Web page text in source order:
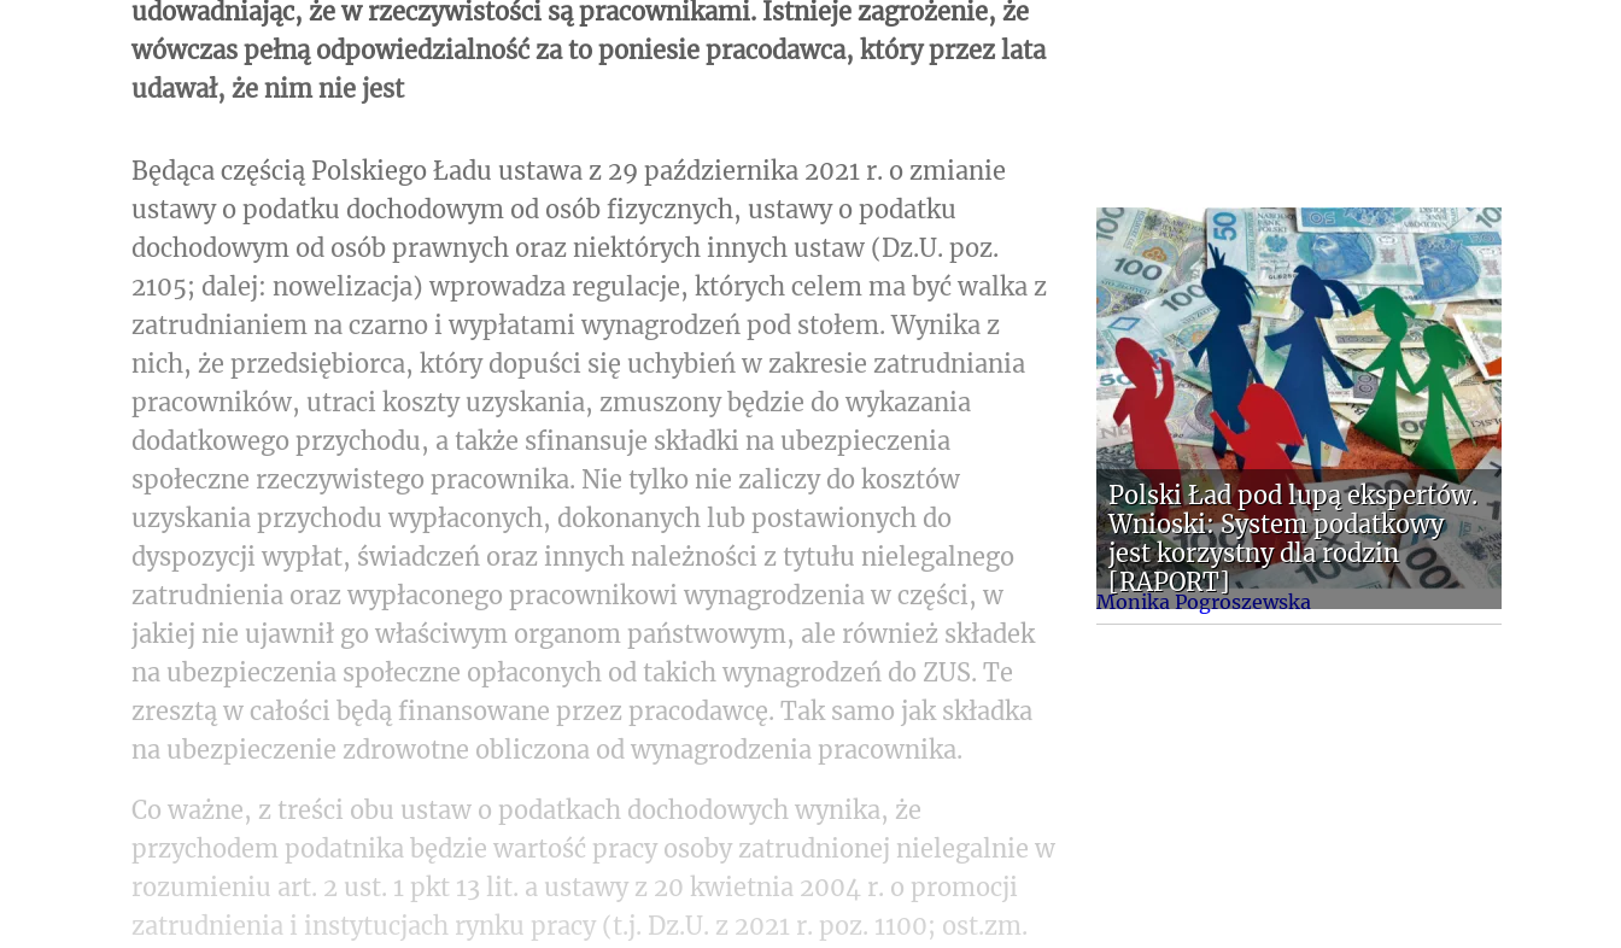
udowadniając, że w rzeczywistości są pracownikami. Istnieje zagrożenie, że
wówczas pełną odpowiedzialność za to poniesie pracodawca, który przez lata
udawał, że nim nie jest
Będąca częścią Polskiego Ładu ustawa z 29 października 2021 r. o zmianie
ustawy o podatku dochodowym od osób fizycznych, ustawy o podatku
dochodowym od osób prawnych oraz niektórych innych ustaw (Dz.U. poz.
2105; dalej: nowelizacja) wprowadza regulacje, których celem ma być walka z
zatrudnianiem na czarno i wypłatami wynagrodzeń pod stołem. Wynika z
nich, że przedsiębiorca, który dopuści się uchybień w zakresie zatrudniania
pracowników, utraci koszty uzyskania, zmuszony będzie do wykazania
dodatkowego przychodu, a także sfinansuje składki na ubezpieczenia
społeczne rzeczywistego pracownika. Nie tylko nie zaliczy do kosztów
uzyskania przychodu wypłaconych, dokonanych lub postawionych do
dyspozycji wypłat, świadczeń oraz innych należności z tytułu nielegalnego
zatrudnienia oraz wypłaconego pracownikowi wynagrodzenia w części, w
jakiej nie ujawnił go właściwym organom państwowym, ale również składek
na ubezpieczenia społeczne opłaconych od takich wynagrodzeń do ZUS. Te
zresztą w całości będą finansowane przez pracodawcę. Tak samo jak składka
na ubezpieczenie zdrowotne obliczona od wynagrodzenia pracownika.
Co ważne, z treści obu ustaw o podatkach dochodowych wynika, że
przychodem podatnika będzie wartość pracy osoby zatrudnionej nielegalnie w
rozumieniu art. 2 ust. 1 pkt 13 lit. a ustawy z 20 kwietnia 2004 r. o promocji
zatrudnienia i instytucjach rynku pracy (t.j. Dz.U. z 2021 r. poz. 1100; ost.zm.
Monika Pogroszewska
Polski Ład pod lupą ekspertów.
Wnioski: System podatkowy
jest korzystny dla rodzin
[RAPORT]